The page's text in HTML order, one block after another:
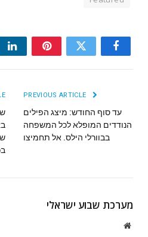
Facebook
Twitter
Pinterest
עד סוף החודש: מיצג הפילים
הנודדים המופלא לכל המשפחה
בבוורלי הילס. אל תחמיצו
מערכת שבוע ישראלי
Website